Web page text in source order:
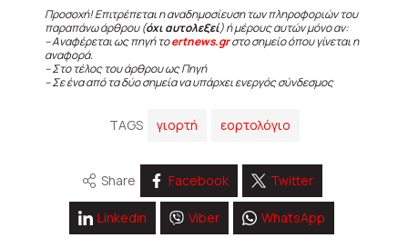
Προσοχή! Επιτρέπεται η αναδημοσίευση των πληροφοριών του
παραπάνω άρθρου (όχι αυτολεξεί) ή μέρους αυτών μόνο αν:
– Αναφέρεται ως πηγή τοertnews.grστο σημείο όπου γίνεται η
αναφορά.
– Στο τέλος του άρθρου ως Πηγή
– Σε ένα από τα δύο σημεία να υπάρχει ενεργός σύνδεσμος
TAGS γιορτή εορτολόγιο
Share Facebook Twitter
Linkedin Viber WhatsApp